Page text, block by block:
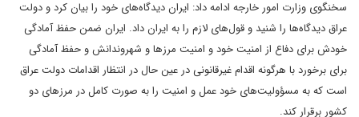
سخنگوی وزارت امور خارجه ادامه داد: ایران دیدگاه‌های خود را بیان کرد و دولت
عراق دیدگاه‌ها را شنید و قول‌های لازم را به ایران داد. ایران ضمن حفظ آمادگی
خودش برای دفاع از امنیت خود و امنیت مرزها و شهروندانش و حفظ آمادگی
برای برخورد با هرگونه اقدام غیرقانونی در عین حال در انتظار اقدامات دولت عراق
است که به مسؤولیت‌های خود عمل و امنیت را به صورت کامل در مرزهای دو
کشور برقرار کند.